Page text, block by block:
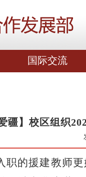
国际交流
疆】校区组织
职的援建教师